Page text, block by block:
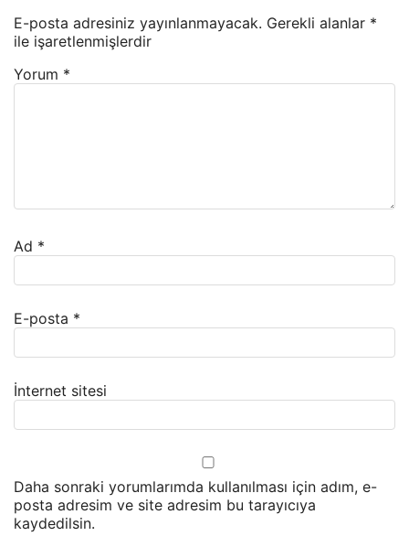
E-posta adresiniz yayınlanmayacak. Gerekli alanlar *
ile işaretlenmişlerdir
Yorum *
Ad *
E-posta *
İnternet sitesi
Daha sonraki yorumlarımda kullanılması için adım, e-
posta adresim ve site adresim bu tarayıcıya
kaydedilsin.